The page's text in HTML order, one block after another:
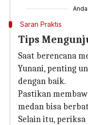
Saran Praktis
Tips
Saat berencana
Yunani, penting
dengan baik.
Pastikan
medan bisa
Selain itu,